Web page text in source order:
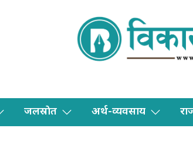
जलस्राेत अर्थ-व्यवसाय